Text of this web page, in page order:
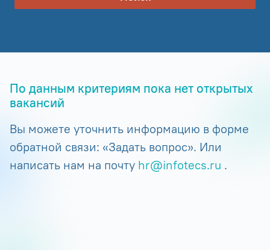
По данным критериям пока нет открытых
вакансий
Вы можете уточнить информацию в форме
обратной связи: «Задать вопрос». Или
написать нам на почту hr@infotecs.ru .